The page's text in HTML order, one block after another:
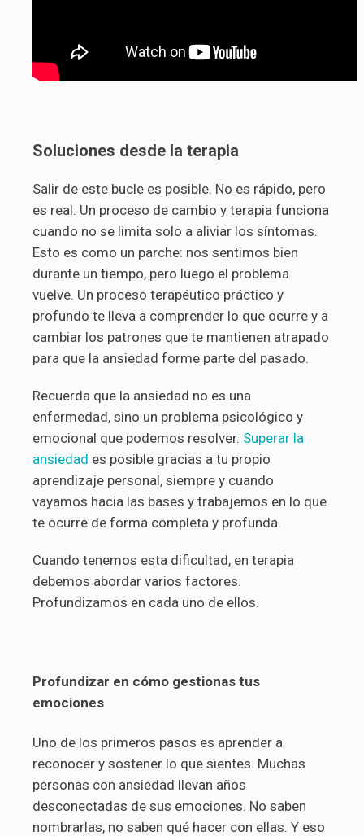
Soluciones desde la terapia
Salir de este bucle es posible. No es rápido, pero
es real. Un proceso de cambio y terapia funciona
cuando no se limita solo a aliviar los síntomas.
Esto es como un parche: nos sentimos bien
durante un tiempo, pero luego el problema
vuelve. Un proceso terapéutico práctico y
profundo te lleva a comprender lo que ocurre y a
cambiar los patrones que te mantienen atrapado
para que la ansiedad forme parte del pasado.
Recuerda que la ansiedad no es una
enfermedad, sino un problema psicológico y
emocional que podemos resolver. Superar la
ansiedad es posible gracias a tu propio
aprendizaje personal, siempre y cuando
vayamos hacia las bases y trabajemos en lo que
te ocurre de forma completa y profunda.
Cuando tenemos esta dificultad, en terapia
debemos abordar varios factores.
Profundizamos en cada uno de ellos.
Profundizar en cómo gestionas tus
emociones
Uno de los primeros pasos es aprender a
reconocer y sostener lo que sientes. Muchas
personas con ansiedad llevan años
desconectadas de sus emociones. No saben
nombrarlas, no saben qué hacer con ellas. Y eso